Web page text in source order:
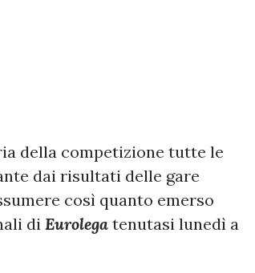
della competizione tutte le
dai risultati delle gare
così quanto emerso
di Eurolega tenutasi lunedì a